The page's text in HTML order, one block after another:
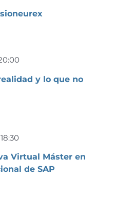
y lo que no
Virtual Máster en
de SAP
18:30